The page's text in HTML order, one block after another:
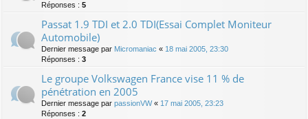
Réponses : 5
Passat 1.9 TDI et 2.0 TDI(Essai Complet Moniteur
Automobile)
Dernier message par Micromaniac « 18 mai 2005, 23:30
Réponses : 3
Le groupe Volkswagen France vise 11 % de
pénétration en 2005
Dernier message par passionVW« 17 mai 2005, 23:23
Réponses : 2